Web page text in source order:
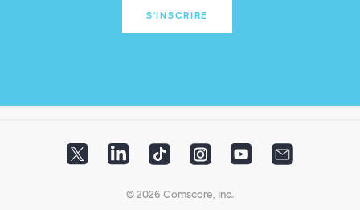
S'INSCRIRE
© 2026 Comscore, Inc.